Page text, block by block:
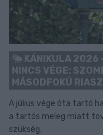
KÁNIKULA 2026
NINCS VÉGE:
MÁSODFOKÚ
A július vége óta tartó
a tartós meleg miatt
szükség.